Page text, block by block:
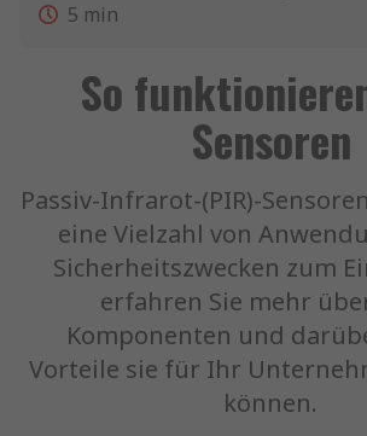
5 min
So
Sensoren
Passiv-Infrarot-(PIR)-
eine Vielzahl von
Sicherheitszwecken zum
erfahren Sie mehr
Komponenten und
Vorteile sie für Ihr
können.